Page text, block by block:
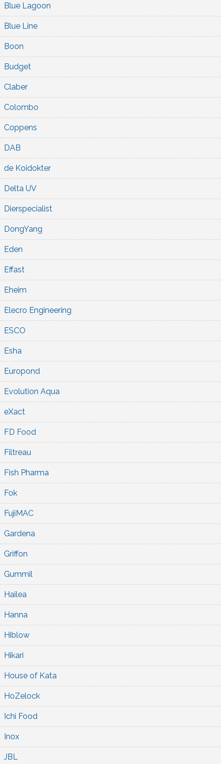
Blue Lagoon
Blue Line
Boon
Budget
Claber
Colombo
Coppens
DAB
de Koidokter
Delta UV
Dierspecialist
DongYang
Eden
Effast
Eheim
Elecro Engineering
ESCO
Esha
Europond
Evolution Aqua
eXact
FD Food
Filtreau
Fish Pharma
Fok
FujiMAC
Gardena
Griffon
Gummil
Hailea
Hanna
Hiblow
Hikari
House of Kata
HoZelock
Ichi Food
Inox
JBL